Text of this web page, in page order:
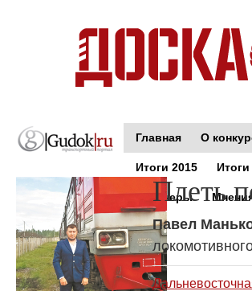
Главная О
Итоги 2015
Партнеры
Плеть
Павел